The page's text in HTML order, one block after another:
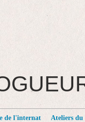
de l'internat Ateliers du